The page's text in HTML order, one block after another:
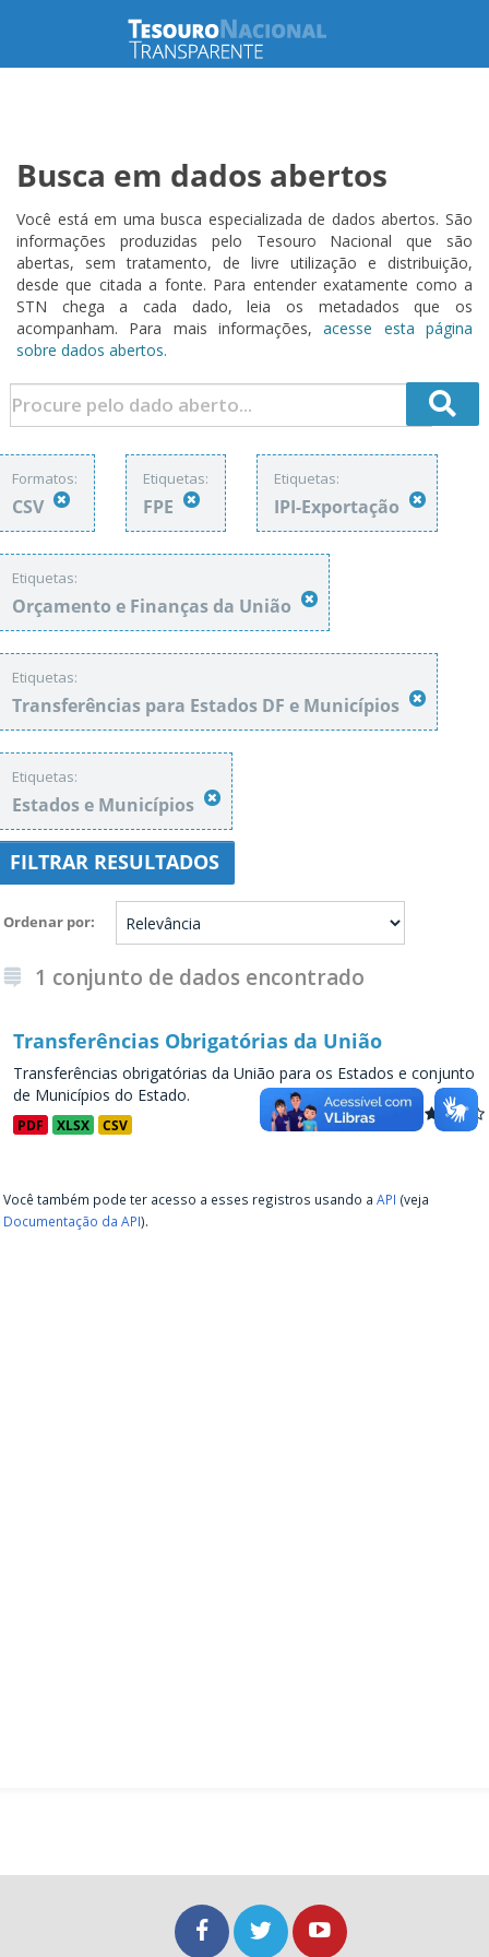
Busca em dados abertos
Você está em uma busca especializada de dados abertos. São
informações produzidas pelo Tesouro Nacional que são
abertas, sem tratamento, de livre utilização e distribuição,
desde que citada a fonte. Para entender exatamente como a
STN chega a cada dado, leia os metadados que os
acompanham. Para mais informações,acesse esta página
sobre dados abertos.
Formatos:
CSV
Etiquetas:
FPE
Etiquetas:
IPI-Exportação
Etiquetas:
Orçamento e Finanças da União
Etiquetas:
Transferências para Estados DF e Municípios
Etiquetas:
Estados e Municípios
FILTRAR RESULTADOS
Ordenar por
1 conjunto de dados encontrado
Transferências Obrigatórias da União
Transferências obrigatórias da União para os Estados e conjunto
de Municípios do Estado.
PDF XLSX CSV
Você também pode ter acesso a esses registros usando a API (veja
Documentação da API).